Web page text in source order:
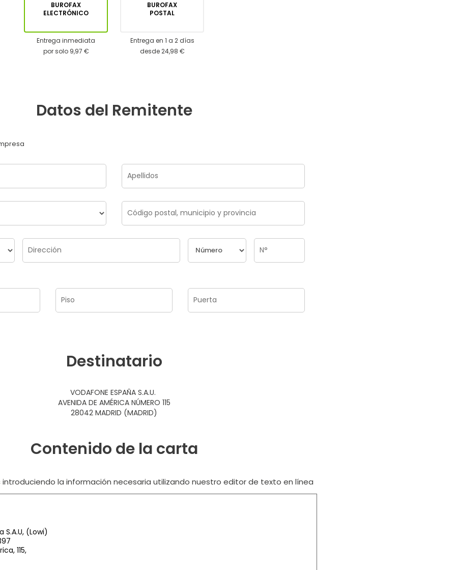
BUROFAX
ELECTRÓNICO
Entrega inmediata
por solo 9,97 €
BUROFAX
POSTAL
Entrega en 1 a 2 días
desde 24,98 €
Datos del Remitente
Destinatario
VODAFONE ESPAÑA S.A.U.
AVENIDA DE AMÉRICA NÚMERO 115
28042 MADRID (MADRID)
Contenido de la carta
la información necesaria utilizando nuestro editor de texto en línea
S.A.U, (Lowi)
115,